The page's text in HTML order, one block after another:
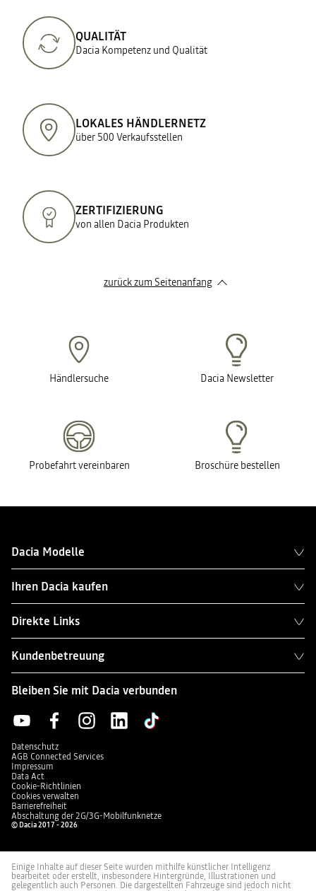
QUALITÄT
Dacia Kompetenz und Qualität
LOKALES HÄNDLERNETZ
über 500 Verkaufsstellen
ZERTIFIZIERUNG
von allen Dacia Produkten
zurück zum Seitenanfang
Händlersuche Dacia Newsletter
Probefahrt vereinbaren Broschüre bestellen
Dacia Modelle
Ihren Dacia kaufen
Direkte Links
Kundenbetreuung
Bleiben Sie mit Dacia verbunden
Datenschutz
AGB Connected Services
Impressum
Data Act
Cookie-Richtlinien
Cookies verwalten
Barrierefreiheit
Abschaltung der 2G/3G-Mobilfunknetze
© Dacia 2017 - 2026
Einige Inhalte auf dieser Seite wurden mithilfe künstlicher Intelligenz
bearbeitet oder erstellt, insbesondere Hintergründe, Illustrationen und
gelegentlich auch Personen. Die dargestellten Fahrzeuge sind jedoch nicht